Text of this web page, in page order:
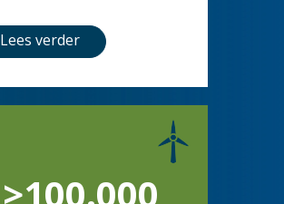
Lees verder
>100.000